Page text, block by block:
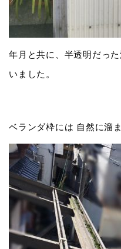
年月と共に、半透明だっ
いました。
ベランダ枠には 自然に溜